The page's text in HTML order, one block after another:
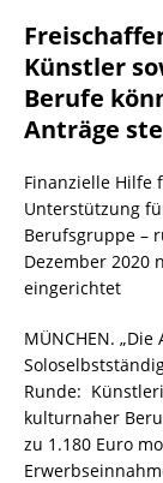
Künstler
Berufe
Anträge
Finanzielle Hilfe
Unterstützung
Berufsgruppe –
Dezember 2020
eingerichtet
MÜNCHEN.
Runde:
kulturnaher
zu 1.180 Euro